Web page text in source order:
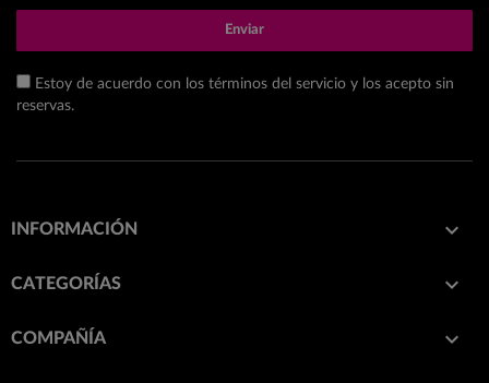
Enviar
Estoy de acuerdo con los términos del servicio y los acepto sin
reservas.
INFORMACIÓN 
CATEGORÍAS 
COMPAÑÍA 